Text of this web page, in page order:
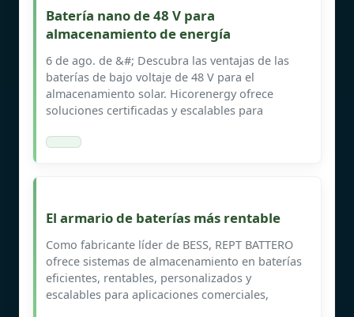
Batería nano de 48 V para
almacenamiento de energía
6 de ago. de &#; Descubra las ventajas de las
baterías de bajo voltaje de 48 V para el
almacenamiento solar. Hicorenergy ofrece
soluciones certificadas y escalables para
El armario de baterías más rentable
Como fabricante líder de BESS, REPT BATTERO
ofrece sistemas de almacenamiento en baterías
eficientes, rentables, personalizados y
escalables para aplicaciones comerciales,